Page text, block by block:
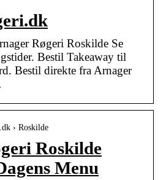
Røgeri Roskilde Se
Bestil Takeaway til
Bestil direkte fra Arnager
› Roskilde
Roskilde
Menu